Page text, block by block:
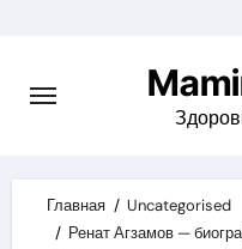
content
Главная
Uncategorised
Ренат Агзамов —